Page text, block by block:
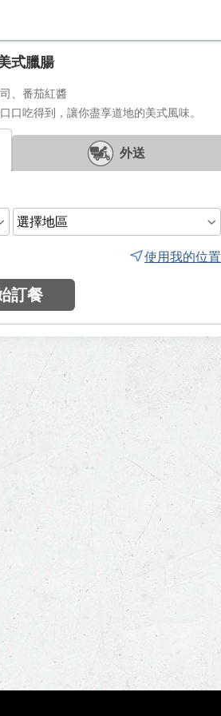
式臘腸
、番茄紅醬
口吃得到，讓你盡享道地的美式風味。
外送
使用我的位置
訂餐